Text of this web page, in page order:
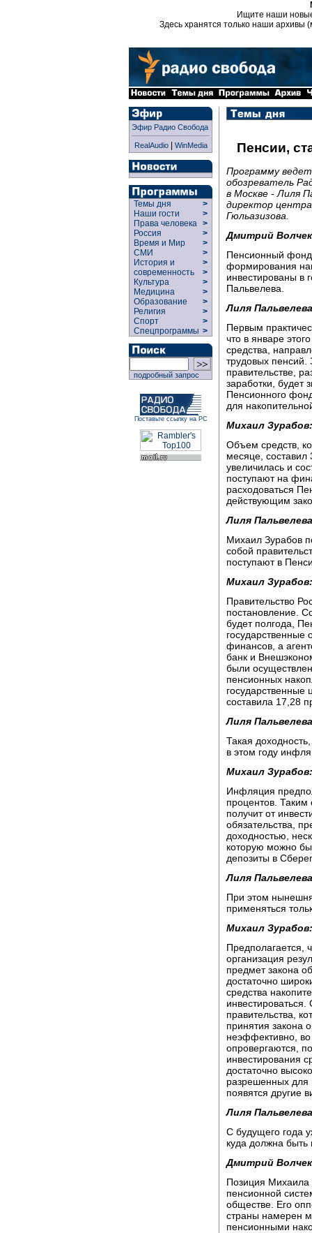
Ищите наши
Здесь хранятся только наши архивы
Эфир Радио Свобода
RealAudio| WinMedia
Темы дня
>
Наши гости
>
Права человека >
Россия
>
Время и Мир
>
СМИ
>
История и
современность
>
>
Культура
>
Медицина
>
Образование
>
Религия
>
Спорт
>
Спецпрограммы >
подробный запрос
Поставьте ссылку на РС
Пенсии,
Программу
обозреватель
в Москве - Лиля
директор центра
Гюльазизова.
Дмитрий
Пенсионный фонд
формирования
инвестированы в
Пальвелева.
Лиля
Первым
что в январе
средства,
трудовых пенсий.
правительстве,
заработки, будет
Пенсионного
для
Михаил Зурабов:
Объем средств,
месяце,
увеличилась и
поступают на
расходоваться
действующим
Лиля
Михаил Зурабов
собой
поступают в
Михаил Зурабов:
Правительство
постановление.
будет полгода,
государственные
финансов, а
банк и
были
пенсионных
государственные
составила 17,28
Лиля
Такая
в этом году
Михаил Зурабов:
Инфляция
процентов.
получит от
обязательства,
доходностью,
которую можно
депозиты в
Лиля
При этом
применяться
Михаил Зурабов:
Предполагается,
организация
предмет закона
достаточно
средства
правительства,
принятия закона
неэффективно,
опровергаются,
инвестирования
достаточно
разрешенных для
появятся другие
Лиля
С будущего года
куда должна быть
Дмитрий
Позиция
пенсионной
обществе. Его
страны намерен
пенсионными